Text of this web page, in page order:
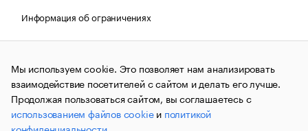
Информация об ограничениях
Правовая информация
О соблюдении авторских прав
© АО «РОСБИЗНЕСКОНСАЛТИНГ»,1995–2026.Сообщения
и материалы информационного агентства «РБК»
(зарегистрировано Федеральной службой по надзору в сфере
связи, информационных технологий и массовых
коммуникаций (Роскомнадзор) 09.12.2015 за номером ИА
№ФС77-63848) сопровождаются пометкой «РБК». Отдельные
Мы используем cookie. Это позволяет нам анализировать
взаимодействие посетителей с сайтом и делать его лучше.
Продолжая пользоваться сайтом, вы соглашаетесь с
использованием файлов cookieи политикой